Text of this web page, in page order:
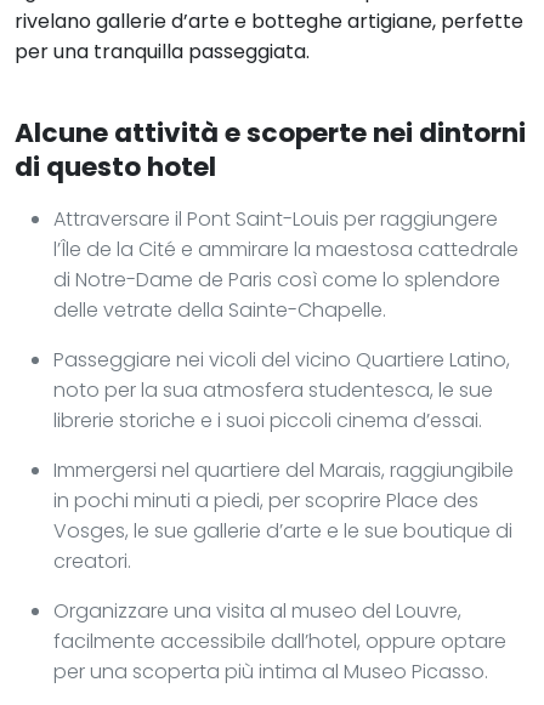
rivelano gallerie d’arte e botteghe artigiane, perfette
per una tranquilla passeggiata.
Alcune attività e scoperte nei dintorni
di questo hotel
Attraversare il Pont Saint-Louis per raggiungere
l’Île de la Cité e ammirare la maestosa cattedrale
di Notre-Dame de Paris così come lo splendore
delle vetrate della Sainte-Chapelle.
Passeggiare nei vicoli del vicino Quartiere Latino,
noto per la sua atmosfera studentesca, le sue
librerie storiche e i suoi piccoli cinema d’essai.
Immergersi nel quartiere del Marais, raggiungibile
in pochi minuti a piedi, per scoprire Place des
Vosges, le sue gallerie d’arte e le sue boutique di
creatori.
Organizzare una visita al museo del Louvre,
facilmente accessibile dall’hotel, oppure optare
per una scoperta più intima al Museo Picasso.